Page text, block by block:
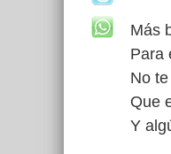
Más
Para
No
Que
Y